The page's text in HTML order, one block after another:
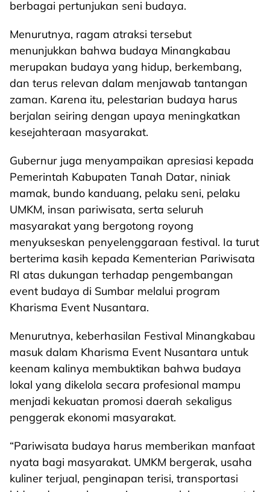
berbagai pertunjukan seni budaya.
Menurutnya, ragam atraksi tersebut
menunjukkan bahwa budaya Minangkabau
merupakan budaya yang hidup, berkembang,
dan terus relevan dalam menjawab tantangan
zaman. Karena itu, pelestarian budaya harus
berjalan seiring dengan upaya meningkatkan
kesejahteraan masyarakat.
Gubernur juga menyampaikan apresiasi kepada
Pemerintah Kabupaten Tanah Datar, niniak
mamak, bundo kanduang, pelaku seni, pelaku
UMKM, insan pariwisata, serta seluruh
masyarakat yang bergotong royong
menyukseskan penyelenggaraan festival. Ia turut
berterima kasih kepada Kementerian Pariwisata
RI atas dukungan terhadap pengembangan
event budaya di Sumbar melalui program
Kharisma Event Nusantara.
Menurutnya, keberhasilan Festival Minangkabau
masuk dalam Kharisma Event Nusantara untuk
keenam kalinya membuktikan bahwa budaya
lokal yang dikelola secara profesional mampu
menjadi kekuatan promosi daerah sekaligus
penggerak ekonomi masyarakat.
“Pariwisata budaya harus memberikan manfaat
nyata bagi masyarakat. UMKM bergerak, usaha
kuliner terjual, penginapan terisi, transportasi